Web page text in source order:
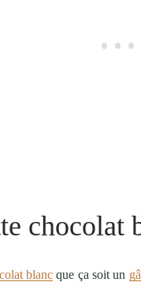
chocolat
blanc que ça soit un